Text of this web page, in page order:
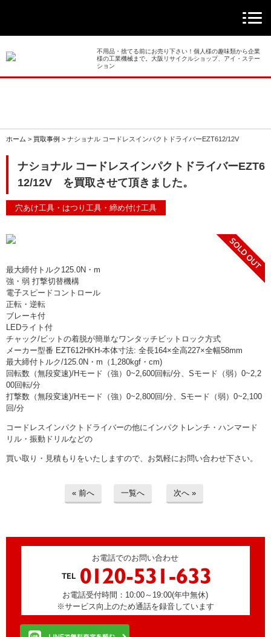
不用品・捨てる前にお売り下さい！個人様の趣味類から企業
様の工業機械まで。大阪リサイクルショップ、アイ・ステー
ション
ホーム > 買取事例 > ナショナル コードレスインパクトドライバーEZT612/12V
ナショナル コードレスインパクトドライバーEZT6
12/12V を買取させて頂きました。
穴あけ工具・はつり工具・締め付け工具
最大締付トルク125.0N・m
強・弱 打撃切替機構
電子スピードコントロール
正転・逆転
ブレーキ付
LEDライト付
チャック/ビットの着脱が簡単なワンタッチビットロック方式
メーカー型番 EZT612HKH-本体寸法: 全長164×全高227×全幅58mm
最大締付トルク/125.0N・m（1,280kgf・cm)
回転数（無段変速)/Hモード（強）0~2,600回転/分、Sモード（弱）0~2,2
00回転/分
打撃数（無段変速)/Hモード（強）0~2,800回/分、Sモード（弱）0~2,100
回/分
コードレスインパクトドライバーの他にインパクトレンチ・ハンマード
リル・振動ドリルなどの
買い取り・見積もりをいたしますので、お気軽にお問い合わせ下さい。
« 前へ 一覧へ 次へ »
お電話でのお問い合わせ
お電話受付時間：10:00～19:00(年中無休)
※サービス向上のため通話を録音しています
> 出張買取
> 発送買取
> 選ばれる理由
> よくあるご質問
> おもちゃ・ホビー・楽器等・マニア
品・コレクターズアイテム
> 厨房機器・店舗用品買取
> 骨董品・古美術品の査定
> 新着情報
> お問い合わせ
> プライバシーポリシー